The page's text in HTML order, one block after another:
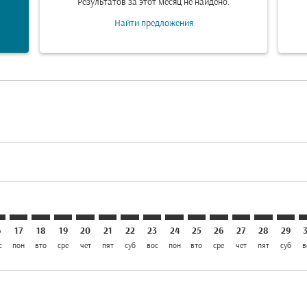
Результатов за этот месяц не найдено.
Найти предложения
17
пон
18
вто
BGW–BLR: cmp-view-offers-disclaimer. Найти
19
сре
BGW–BLR: cmp-view-offers-disclaimer.
20
чет
BGW–BLR: cmp-view-offers-disclaimer.
21
пят
BGW–BLR: cmp-view-offers-
22
суб
BGW–BLR: cmp-view-offers-
23
вос
BGW–BLR: cmp-view-
24
пон
BGW–BLR: cmp-
25
вто
BGW–BLR: cmp-
26
сре
BGW–BLR:
27
чет
28
пят
29
суб